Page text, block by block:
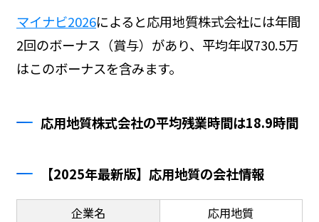
マイナビ2026によると応用地質株式会社には年間
2回のボーナス（賞与）があり、平均年収730.5万
はこのボーナスを含みます。
応用地質株式会社の平均残業時間は18.9時間
【2025年最新版】応用地質の会社情報
企業名
応用地質